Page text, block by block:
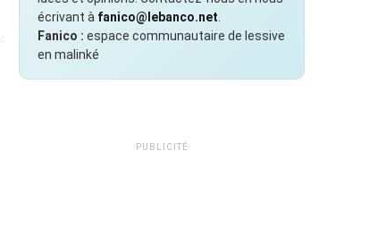
écrivant à fanico@lebanco.net
Fanico : espace communautaire de lessive
en malinké
PUBLICITÉ